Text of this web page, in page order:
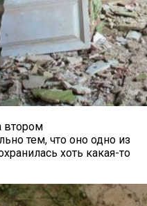
втором
тем, что оно одно из
хоть какая-то